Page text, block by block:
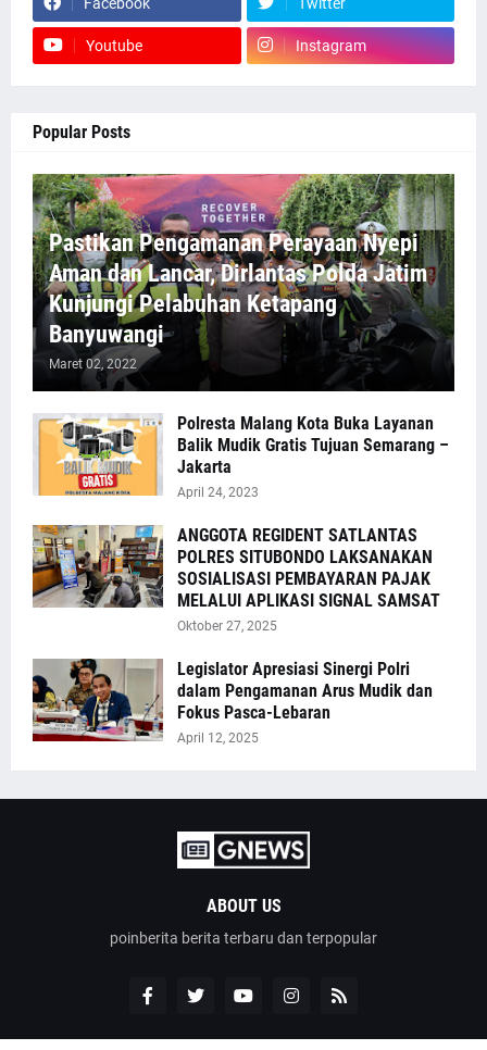
Youtube Instagram
Popular Posts
Pastikan Pengamanan Perayaan Nyepi
Aman dan Lancar, Dirlantas Polda Jatim
Kunjungi Pelabuhan Ketapang
Banyuwangi
Maret 02, 2022
Polresta Malang Kota Buka Layanan
Balik Mudik Gratis Tujuan Semarang –
Jakarta
April 24, 2023
ANGGOTA REGIDENT SATLANTAS
POLRES SITUBONDO LAKSANAKAN
SOSIALISASI PEMBAYARAN PAJAK
MELALUI APLIKASI SIGNAL SAMSAT
Oktober 27, 2025
Legislator Apresiasi Sinergi Polri
dalam Pengamanan Arus Mudik dan
Fokus Pasca-Lebaran
April 12, 2025
ABOUT US
poinberita berita terbaru dan terpopular